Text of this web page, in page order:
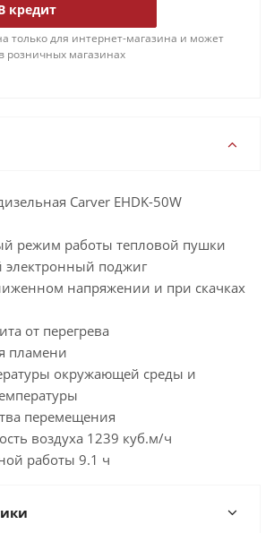
кредит
только для интернет-магазина и может
розничных магазинах
Carver EHDK-50W
режим работы тепловой пушки
поджиг
напряжении и при скачках
от перегрева
пламени
окружающей среды и
перемещения
воздуха 1239 куб.м/ч
работы 9.1 ч